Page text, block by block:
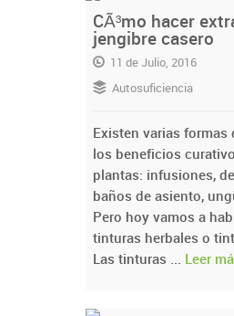
CÃ³mo hacer
jengibre casero
11 de Julio, 2016
Autosuficiencia
Existen varias formas
los beneficios
plantas: infusiones,
baños de asiento,
Pero hoy vamos a
tinturas herbales o
Las tinturas ... Leer